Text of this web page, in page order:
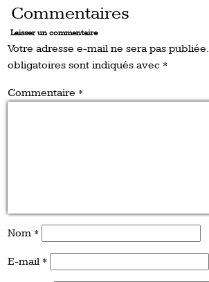
Commentaires
Laisser un commentaire
Votre adresse e-mail ne sera pas publiée.
obligatoires sont indiqués avec *
Commentaire *
Nom *
E-mail *